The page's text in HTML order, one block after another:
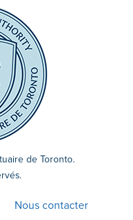
de Toronto.
Nous contacter